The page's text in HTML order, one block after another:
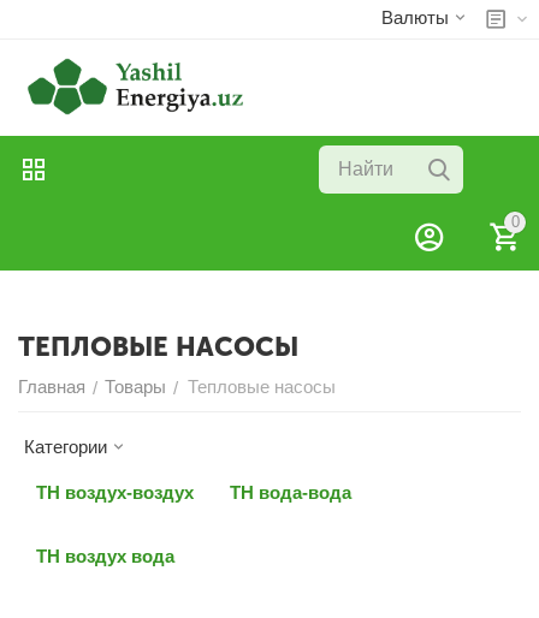
Валюты
0
ТЕПЛОВЫЕ НАСОСЫ
Главная / Товары / Тепловые насосы
Категории
ТН воздух-воздух ТН вода-вода
ТН воздух вода